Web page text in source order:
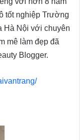
tốt nghiệp Trường
Hà Nội với chuyên
mê làm đẹp đã
Blogger.